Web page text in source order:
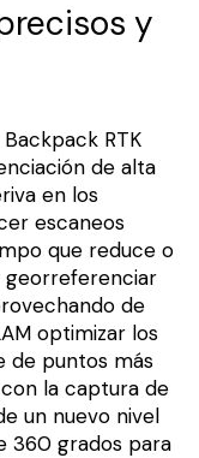
y
RTK
de alta
en los
escaneos
que reduce o
georreferenciar
de
optimizar los
de puntos más
la captura de
un nuevo nivel
360 grados para